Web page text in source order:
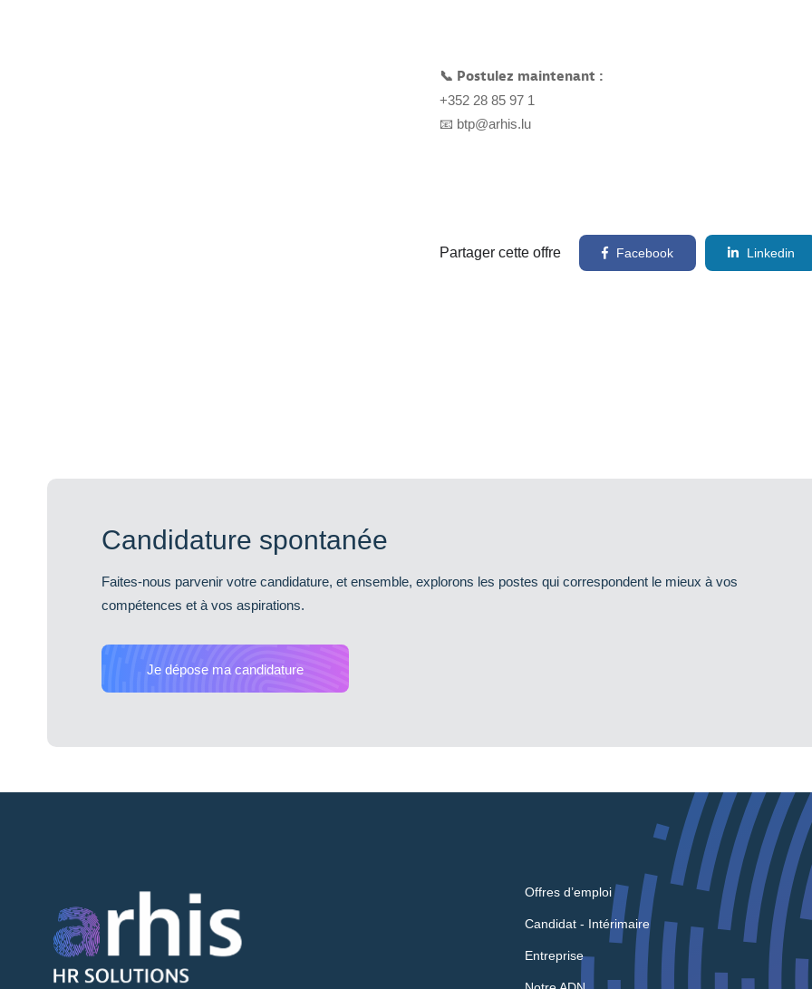
📞 Postulez maintenant :
+352 28 85 97 1
📧 btp@arhis.lu
Partager cette offre Facebook Linkedin
Candidature spontanée
Faites-nous parvenir votre candidature, et ensemble, explorons les postes qui correspondent le mieux à vos
compétences et à vos aspirations.
Je dépose ma candidature
Offres d’emploi
Candidat - Intérimaire
Entreprise